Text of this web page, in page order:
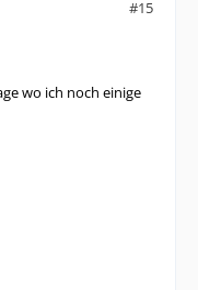
#15
wo ich noch einige